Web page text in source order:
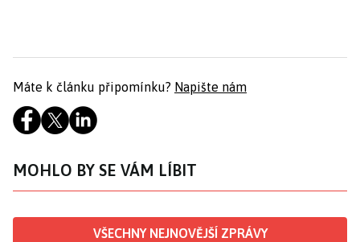
Máte k článku připomínku? Napište nám
MOHLO BY SE VÁM LÍBIT
VŠECHNY NEJNOVĚJŠÍ ZPRÁVY